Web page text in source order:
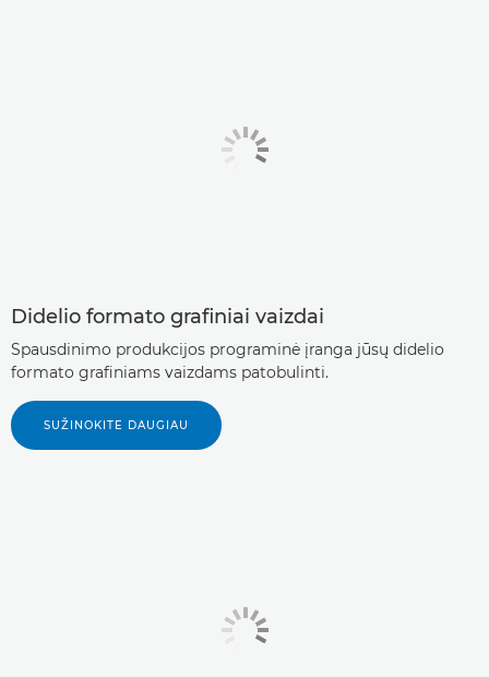
Didelio formato grafiniai vaizdai
Spausdinimo produkcijos programinė įranga jūsų didelio
formato grafiniams vaizdams patobulinti.
SUŽINOKITE DAUGIAU